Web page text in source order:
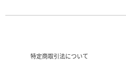
特定商取引法について